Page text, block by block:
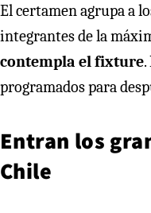
El certamen agrupa a
integrantes de la
contempla el fixture
programados para
Entran los
Chile